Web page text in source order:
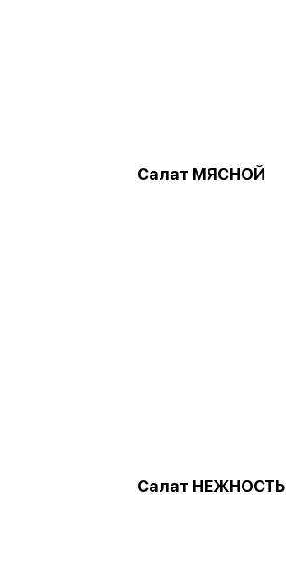
Салат МЯСНОЙ
Салат НЕЖНОСТЬ